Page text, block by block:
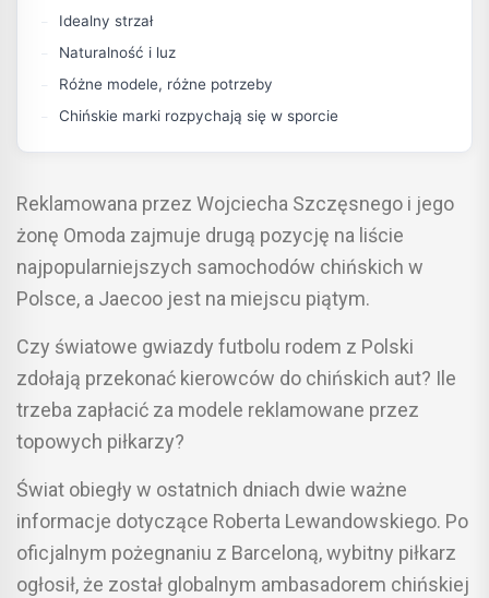
Idealny strzał
Naturalność i luz
Różne modele, różne potrzeby
Chińskie marki rozpychają się w sporcie
Reklamowana przez Wojciecha Szczęsnego i jego
żonę Omoda zajmuje drugą pozycję na liście
najpopularniejszych samochodów chińskich w
Polsce, a Jaecoo jest na miejscu piątym.
Czy światowe gwiazdy futbolu rodem z Polski
zdołają przekonać kierowców do chińskich aut? Ile
trzeba zapłacić za modele reklamowane przez
topowych piłkarzy?
Świat obiegły w ostatnich dniach dwie ważne
informacje dotyczące Roberta Lewandowskiego. Po
oficjalnym pożegnaniu z Barceloną, wybitny piłkarz
ogłosił, że został globalnym ambasadorem chińskiej